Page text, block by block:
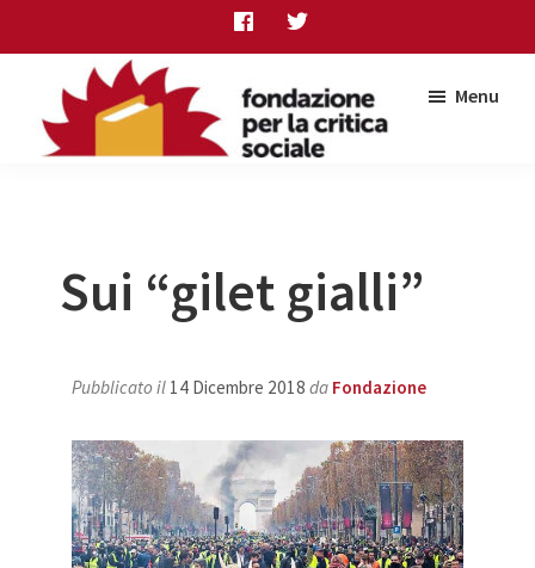
to
content
to
primary
sidebar
to
Menu
Sui “gilet gialli”
Pubblicato il 14 Dicembre 2018 da Fondazione